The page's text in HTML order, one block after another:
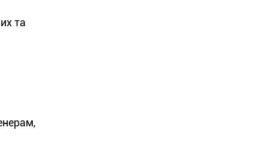
та